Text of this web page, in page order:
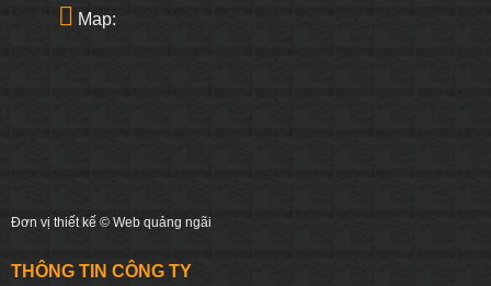
Map:
Đơn vị thiết kế © Web quảng ngãi
THÔNG TIN CÔNG TY